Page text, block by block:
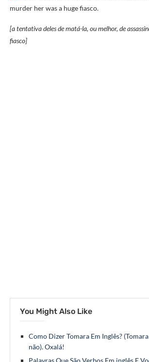
murder her was a huge fiasco.
[a tentativa deles de matá-la, ou melhor, de
fiasco]
You Might Also Like
Como Dizer Tomara Em Inglês?
não). Oxalá!
Palavras Que São Verbos Em inglês E